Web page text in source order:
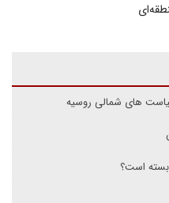
های شمالی روسیه
است؟